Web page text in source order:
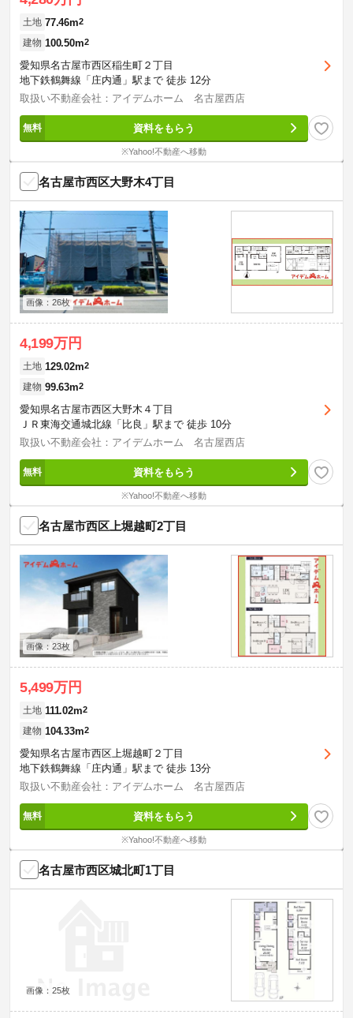
土地 77.46m2
建物 100.50m2
愛知県名古屋市西区稲生町２丁目
地下鉄鶴舞線「庄内通」駅まで 徒歩 12分
取扱い不動産会社：アイデムホーム 名古屋西店
資料をもらう
※Yahoo!不動産へ移動
名古屋市西区大野木4丁目
画像：26枚
4,199万円
土地 129.02m2
建物 99.63m2
愛知県名古屋市西区大野木４丁目
ＪＲ東海交通城北線「比良」駅まで 徒歩 10分
取扱い不動産会社：アイデムホーム 名古屋西店
資料をもらう
※Yahoo!不動産へ移動
名古屋市西区上堀越町2丁目
画像：23枚
5,499万円
土地 111.02m2
建物 104.33m2
愛知県名古屋市西区上堀越町２丁目
地下鉄鶴舞線「庄内通」駅まで 徒歩 13分
取扱い不動産会社：アイデムホーム 名古屋西店
資料をもらう
※Yahoo!不動産へ移動
名古屋市西区城北町1丁目
画像：25枚